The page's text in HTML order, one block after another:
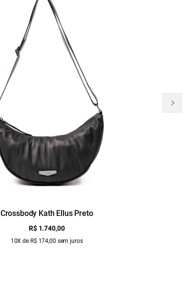
Crossbody Kath Ellus Preto
R$ 1.740,00
10X de R$ 174,00 sem juros